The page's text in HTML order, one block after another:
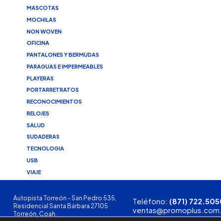
MASCOTAS
MOCHILAS
NON WOVEN
OFICINA
PANTALONES Y BERMUDAS
PARAGUAS E IMPERMEABLES
PLAYERAS
PORTARRETRATOS
RECONOCIMIENTOS
RELOJES
SALUD
SUDADERAS
TECNOLOGIA
USB
VIAJE
Autopista Torreón - San Pedro 535,
Residencial Santa Bárbara 27105
Torreón, Coah.
Teléfono: (871)